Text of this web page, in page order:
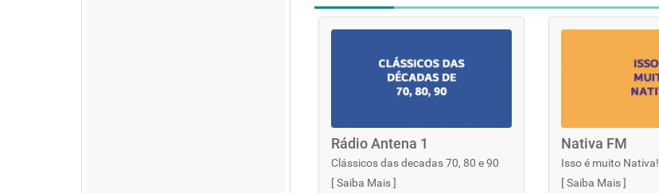
Rádio Antena 1
Clássicos das decadas 70, 80 e 90
[Saiba Mais]
Nativa FM
Isso é muito Nativa!
[Saiba Mais]